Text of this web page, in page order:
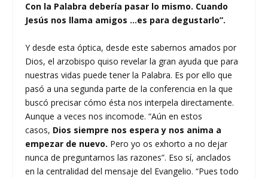
Con la Palabra debería pasar lo mismo. Cuando
Jesús nos llama amigos …es para degustarlo”.
Y desde esta óptica, desde este sabernos amados por
Dios, el arzobispo quiso revelar la gran ayuda que para
nuestras vidas puede tener la Palabra. Es por ello que
pasó a una segunda parte de la conferencia en la que
buscó precisar cómo ésta nos interpela directamente.
Aunque a veces nos incomode. “Aún en estos
casos, Dios siempre nos espera y nos anima a
empezar de nuevo. Pero yo os exhorto a no dejar
nunca de preguntarnos las razones”. Eso sí, anclados
en la centralidad del mensaje del Evangelio. “Pues todo